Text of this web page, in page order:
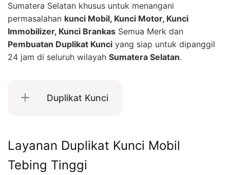
Sumatera Selatan khusus untuk menangani
permasalahan kunci Mobil, Kunci Motor, Kunci
Immobilizer, Kunci Brankas Semua Merk dan
Pembuatan Duplikat Kunci yang siap untuk dipanggil
24 jam di seluruh wilayah Sumatera Selatan.
Duplikat Kunci
Layanan Duplikat Kunci Mobil
Tebing Tinggi